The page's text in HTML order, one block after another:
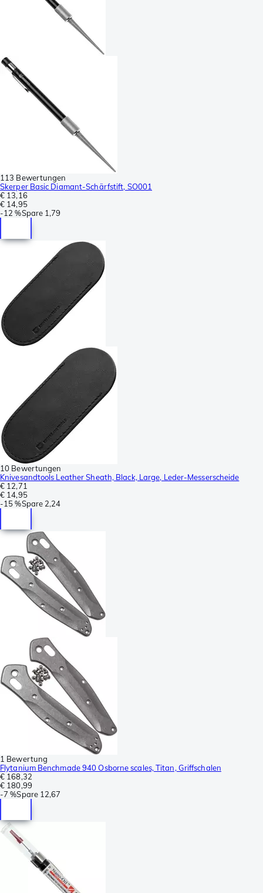
113 Bewertungen
Skerper Basic Diamant-Schärfstift, SO001
€ 13,16
€ 14,95
-12 %Spare 1,79
10 Bewertungen
Knivesandtools Leather Sheath, Black, Large, Leder-Messerscheide
€ 12,71
€ 14,95
-15 %Spare 2,24
1 Bewertung
Flytanium Benchmade 940 Osborne scales, Titan, Griffschalen
€ 168,32
€ 180,99
-7 %Spare 12,67